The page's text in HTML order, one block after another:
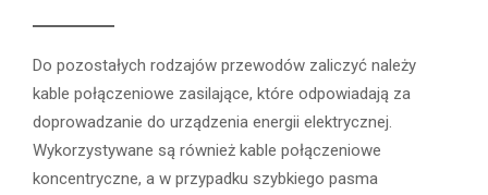
Do pozostałych rodzajów przewodów zaliczyć należy
kable połączeniowe zasilające, które odpowiadają za
doprowadzanie do urządzenia energii elektrycznej.
Wykorzystywane są również kable połączeniowe
koncentryczne, a w przypadku szybkiego pasma